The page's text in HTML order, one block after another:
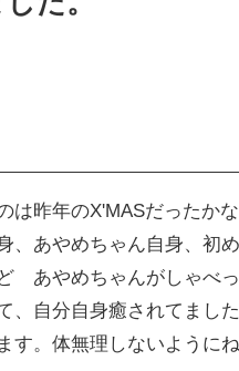
は昨年のX'MASだったか
、あやめちゃん自身、初
あやめちゃんがしゃべ
、自分自身癒されてました
す。体無理しないように